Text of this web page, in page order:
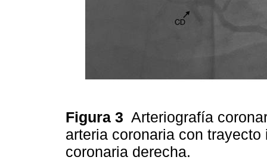
Figura 3 Arteriografía
arteria coronaria con
coronaria derecha.